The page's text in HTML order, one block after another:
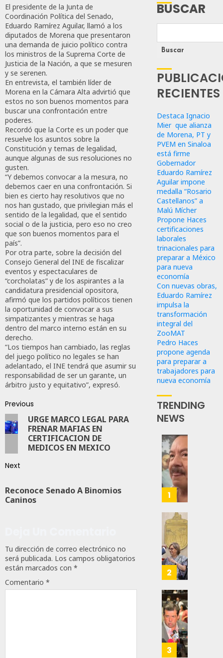
El presidente de la Junta de
Coordinación Política del Senado,
Eduardo Ramírez Aguilar, llamó a los
diputados de Morena que presentaron
una demanda de juicio político contra
los ministros de la Suprema Corte de
Justicia de la Nación, a que se mesuren
y se serenen.
En entrevista, el también líder de
Morena en la Cámara Alta advirtió que
estos no son buenos momentos para
buscar una confrontación entre
poderes.
Recordó que la Corte es un poder que
resuelve los asuntos sobre la
Constitución y temas de legalidad,
aunque algunas de sus resoluciones no
gusten.
“Y debemos convocar a la mesura, no
debemos caer en una confrontación. Si
bien es cierto hay resolutivos que no
nos han gustado, que privilegian más el
sentido de la legalidad, que el sentido
social o de la justicia, pero eso no creo
que son buenos momentos para el
país”.
Por otra parte, sobre la decisión del
Consejo General del INE de fiscalizar
eventos y espectaculares de
“corcholatas” y de los aspirantes a la
candidatura presidencial opositora,
afirmó que los partidos políticos tienen
la oportunidad de convocar a sus
simpatizantes y mientras se haga
dentro del marco interno están en su
derecho.
“Los tiempos han cambiado, las reglas
del juego político no legales se han
adelantado, el INE tendrá que asumir su
responsabilidad de ser un garante, un
árbitro justo y equitativo”, expresó.
Previous
URGE MARCO LEGAL PARA
FRENAR MAFIAS EN
CERTIFICACION DE
MEDICOS EN MEXICO
Next
Reconoce Senado A Binomios
Caninos
Tu dirección de correo electrónico no
será publicada. Los campos obligatorios
están marcados con *
Comentario *
BUSCAR
Buscar
RECIENTES
Destaca Ignacio
Mier que alianza
de Morena, PT y
PVEM en Sinaloa
está firme
Gobernador
Eduardo Ramírez
Aguilar impone
medalla “Rosario
Castellanos” a
Malú Mícher
Propone Haces
certificaciones
laborales
trinacionales para
preparar a México
para nueva
economía
Con nuevas obras,
Eduardo Ramírez
impulsa la
transformación
integral del
ZooMAT
Pedro Haces
propone agenda
para preparar a
trabajadores para
nueva economía
TRENDING
NEWS
1
2
3